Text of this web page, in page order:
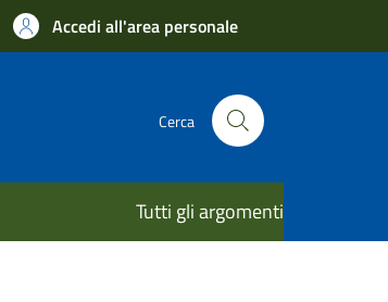
Accedi all'area personale
Cerca
Tutti gli argomenti